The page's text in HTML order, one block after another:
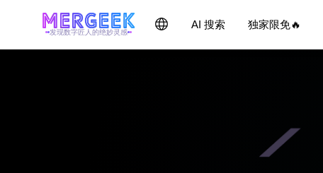
发现数字匠人的绝妙灵感
AI 搜索 独家限免🔥